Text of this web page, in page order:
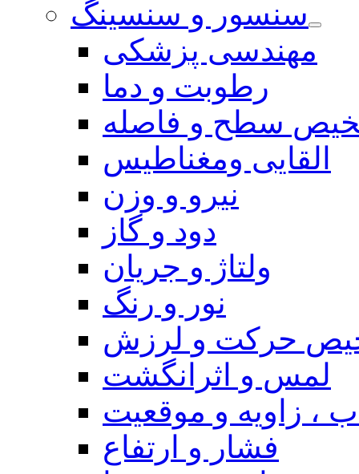
سنسور و سنسینگ
مهندسی پزشکی
رطوبت و دما
سطح و فاصله
القایی ومغناطیس
نیرو و وزن
دود و گاز
ولتاژ و جریان
نور و رنگ
حرکت و لرزش
لمس و اثرانگشت
، زاویه و موقعیت
فشار و ارتفاع